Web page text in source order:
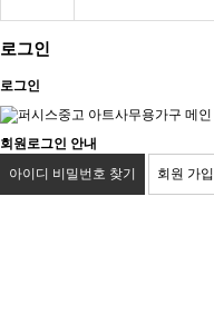
로그인
로그인
회원로그인 안내
아이디 비밀번호 찾기
회원 가입